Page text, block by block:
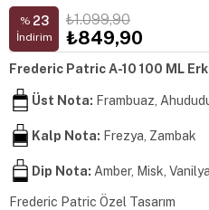
% 23
İndirim
₺1.099,90
₺849,90
Frederic Patric A-10 100 ML
Üst Nota: Frambuaz,
Kalp Nota: Frezya, Zambak
Dip Nota: Amber, Misk, Vanilya
Frederic Patric Özel Tasarım